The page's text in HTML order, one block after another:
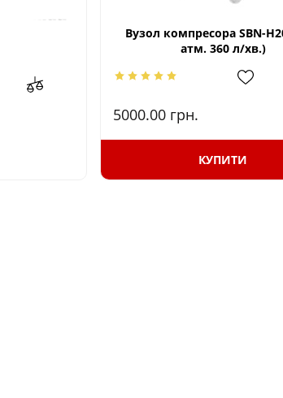
Вузол компресора SBN-
атм. 360 л/хв.)
5000.00 грн.
КУПИТИ